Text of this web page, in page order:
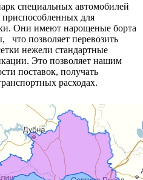
специальных автомобилей
для
Они имеют нарощеные борта
что позволяет перевозить
нежели стандартные
Это позволяет нашим
поставок, получать
расходах.